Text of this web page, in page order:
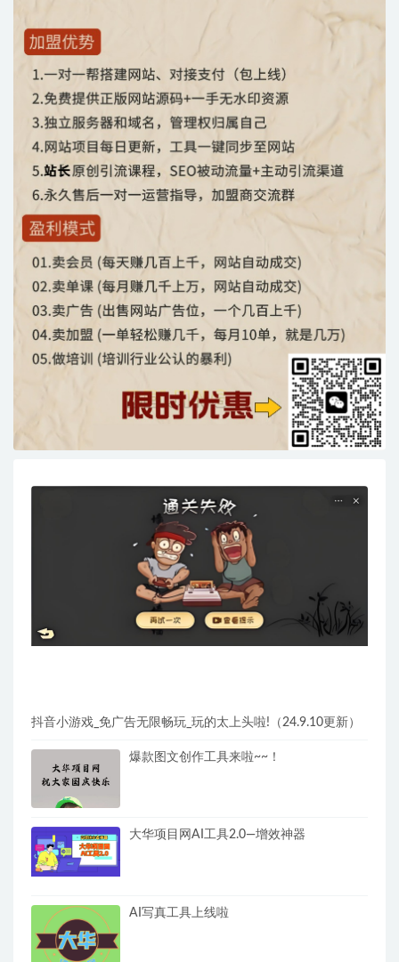
抖音小游戏_免广告无限畅玩_玩的太上头啦!（24.9.10更新）
爆款图文创作工具来啦~~！
大华项目网AI工具2.0—增效神器
AI写真工具上线啦